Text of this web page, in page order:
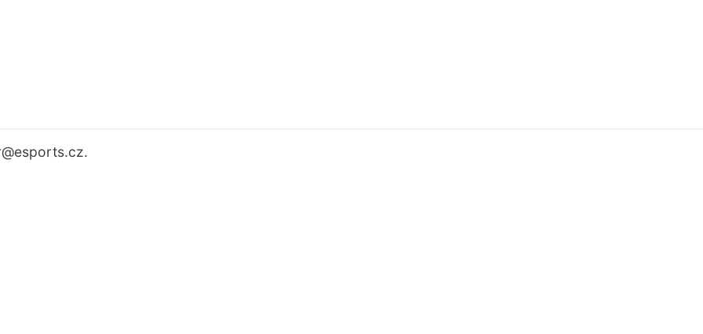
@esports.cz.